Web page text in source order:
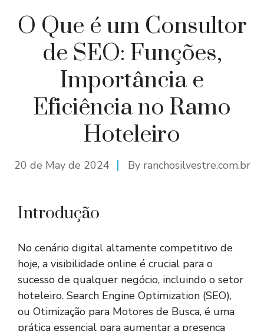
O Que é um Consultor
de SEO: Funções,
Importância e
Eficiência no Ramo
Hoteleiro
20 de May de 2024 By ranchosilvestre.com.br
Introdução
No cenário digital altamente competitivo de
hoje, a visibilidade online é crucial para o
sucesso de qualquer negócio, incluindo o setor
hoteleiro. Search Engine Optimization (SEO),
ou Otimização para Motores de Busca, é uma
prática essencial para aumentar a presença